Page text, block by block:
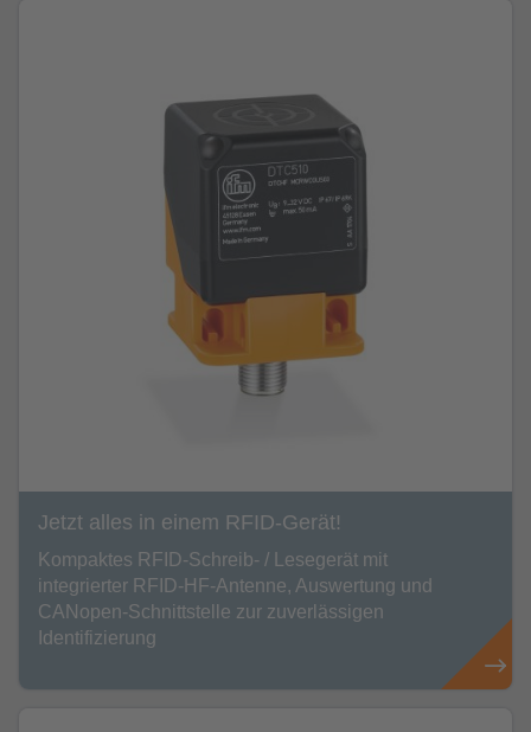
Jetzt alles in einem RFID-Gerät!
Kompaktes RFID-Schreib- / Lesegerät mit
integrierter RFID-HF-Antenne, Auswertung und
CANopen-Schnittstelle zur zuverlässigen
Identifizierung